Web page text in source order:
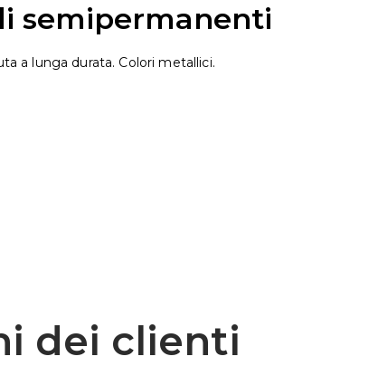
semipermanenti
a lunga durata. Colori metallici.
dei clienti